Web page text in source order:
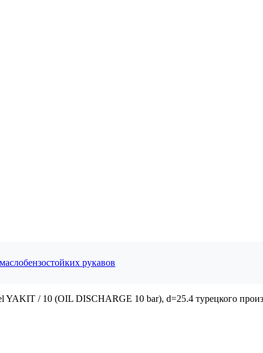
рукавов
YAKIT / 10 (OIL DISCHARGE 10 bar), d=25.4 турецкого